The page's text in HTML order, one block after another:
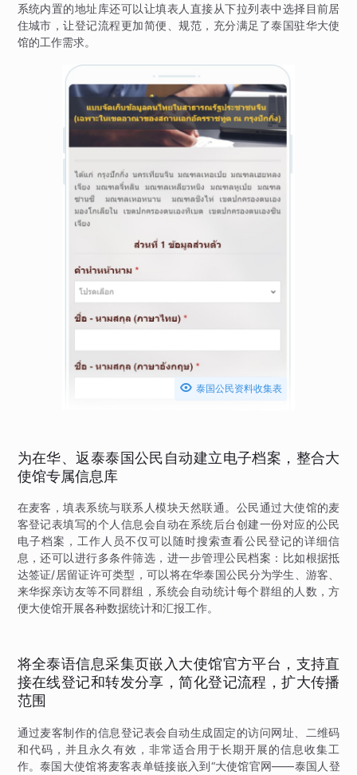
系统内置的地址库还可以让填表人直接从下拉列表中选择目前居
住城市，让登记流程更加简便、规范，充分满足了泰国驻华大使
馆的工作需求。
 泰国公民资料收集表
为在华、返泰泰国公民自动建立电子档案，整合大
使馆专属信息库
在麦客，填表系统与联系人模块天然联通。公民通过大使馆的麦
客登记表填写的个人信息会自动在系统后台创建一份对应的公民
电子档案，工作人员不仅可以随时搜索查看公民登记的详细信
息，还可以进行多条件筛选，进一步管理公民档案：比如根据抵
达签证/居留证许可类型，可以将在华泰国公民分为学生、游客、
来华探亲访友等不同群组，系统会自动统计每个群组的人数，方
便大使馆开展各种数据统计和汇报工作。
将全泰语信息采集页嵌入大使馆官方平台，支持直
接在线登记和转发分享，简化登记流程，扩大传播
范围
通过麦客制作的信息登记表会自动生成固定的访问网址、二维码
和代码，并且永久有效，非常适合用于长期开展的信息收集工
作。泰国大使馆将麦客表单链接嵌入到“大使馆官网——泰国人登